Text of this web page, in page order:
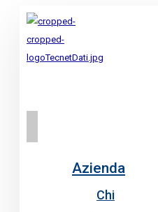
Azienda
Chi